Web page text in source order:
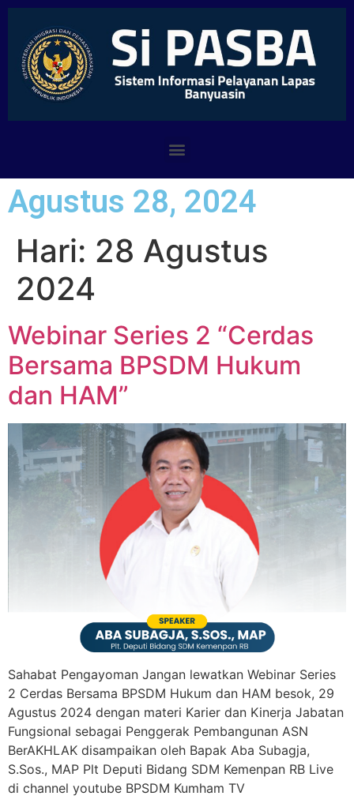
Agustus 28, 2024
Hari: 28 Agustus
2024
Webinar Series 2 “Cerdas
Bersama BPSDM Hukum
dan HAM”
Sahabat Pengayoman Jangan lewatkan Webinar Series
2 Cerdas Bersama BPSDM Hukum dan HAM besok, 29
Agustus 2024 dengan materi Karier dan Kinerja Jabatan
Fungsional sebagai Penggerak Pembangunan ASN
BerAKHLAK disampaikan oleh Bapak Aba Subagja,
S.Sos., MAP Plt Deputi Bidang SDM Kemenpan RB Live
di channel youtube BPSDM Kumham TV